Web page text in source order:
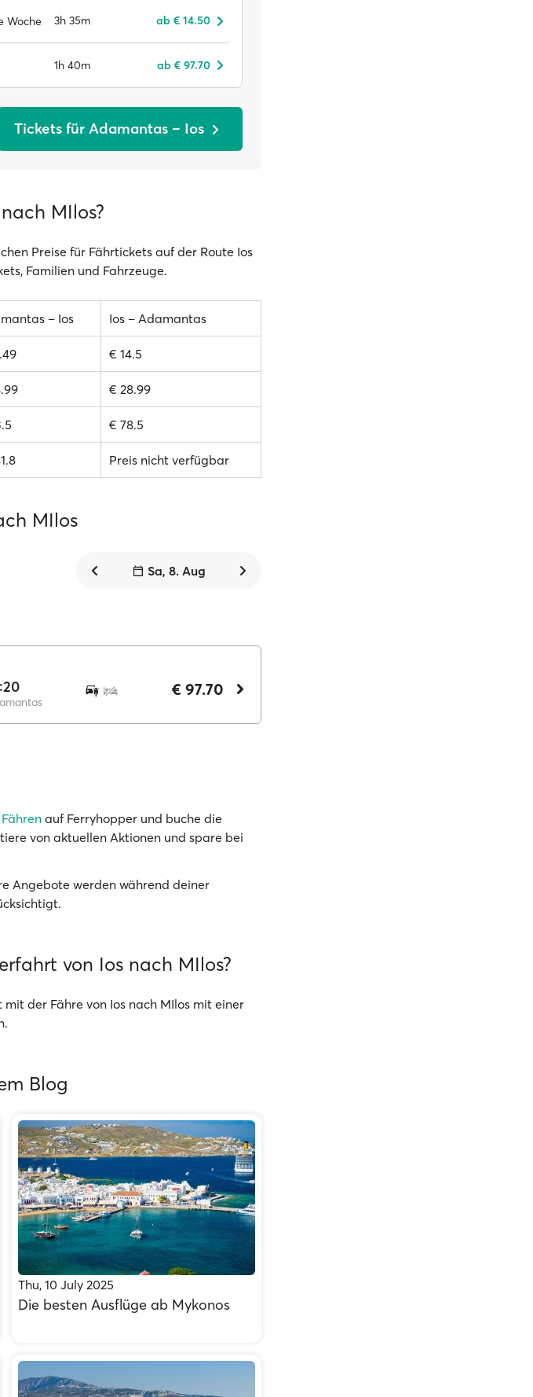
Woche 3h 35m ab € 14.50
1h 40m ab € 97.70
Tickets für Adamantas – Ios
MIlos?
Preise für Fährtickets auf der Route Ios
Familien und Fahrzeuge.
– Ios Ios – Adamantas
€ 14.5
€ 28.99
€ 78.5
Preis nicht verfügbar
MIlos
Sa, 8. Aug
€ 97.70
auf Ferryhopper und buche die
von aktuellen Aktionen und spare bei
Angebote werden während deiner
von Ios nach MIlos?
der Fähre von Ios nach MIlos mit einer
Blog
Thu, 10 July 2025
Die besten Ausflüge ab Mykonos